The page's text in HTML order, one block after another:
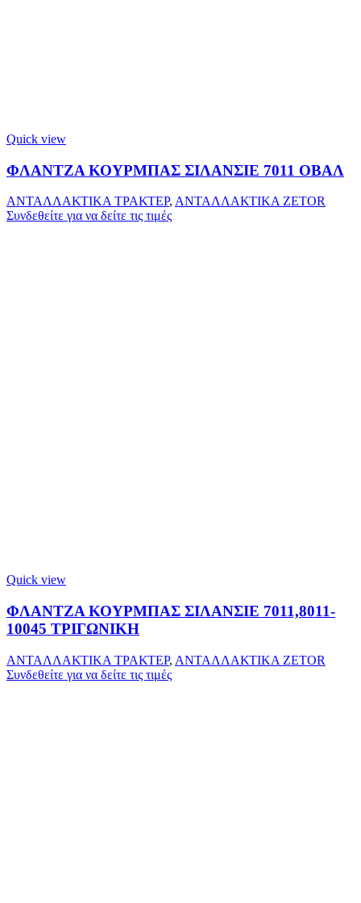
Quick view
ΦΛΑΝΤΖΑ ΚΟΥΡΜΠΑΣ ΣΙΛΑΝΣΙΕ 7011 ΟΒΑΛ
ΑΝΤΑΛΛΑΚΤΙΚΑ ΤΡΑΚΤΕΡ, ΑΝΤΑΛΛΑΚΤΙΚΑ ZETOR
Συνδεθείτε για να δείτε τις τιμές
Quick view
ΦΛΑΝΤΖΑ ΚΟΥΡΜΠΑΣ ΣΙΛΑΝΣΙΕ 7011,8011-
10045 ΤΡΙΓΩΝΙΚΗ
ΑΝΤΑΛΛΑΚΤΙΚΑ ΤΡΑΚΤΕΡ, ΑΝΤΑΛΛΑΚΤΙΚΑ ZETOR
Συνδεθείτε για να δείτε τις τιμές